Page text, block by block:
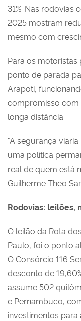
31%. Nas rodovias
2025 mostram
mesmo com
Para os motoristas
ponto de parada
Arapoti,
compromisso com
longa distância.
"A segurança
uma política
real de quem está
Guilherme Theo
Rodovias: leilões,
O leilão da Rota
Paulo, foi o ponto
O Consórcio 116
desconto de
assume 502
e Pernambuco,
investimentos para